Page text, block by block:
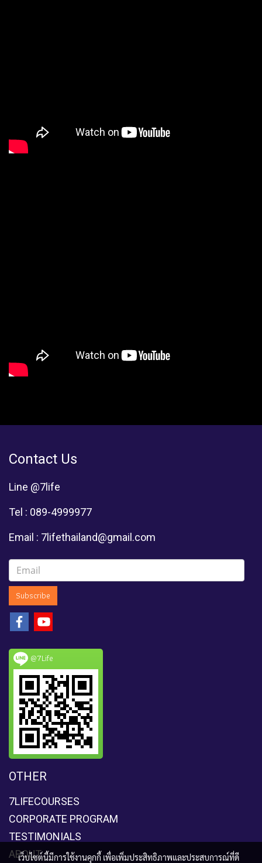
Contact Us
Line @7life
Tel : 089-4999977
Email : 7lifethailand@gmail.com
Subscribe
@7Life
OTHER
7LIFECOURSES
CORPORATE PROGRAM
TESTIMONIALS
ABOUT
เว็บไซต์นี้มีการใช้งานคุกกี้ เพื่อเพิ่มประสิทธิภาพและประสบการณ์ที่ดี